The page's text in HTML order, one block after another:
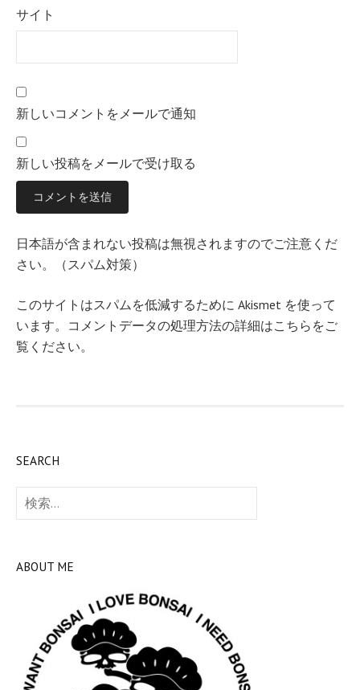
サイト
新しいコメントをメールで通知
新しい投稿をメールで受け取る
日本語が含まれない投稿は無視されますのでご注意くだ
さい。（スパム対策）
このサイトはスパムを低減するために Akismet を使って
います。 コメントデータの処理方法の詳細はこちらをご
覧ください。
SEARCH
検
索:
ABOUT ME